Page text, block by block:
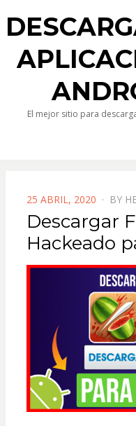
El mejor sitio para
POSTED
ON
25 ABRIL, 2020 BY
Descargar
Hackeado